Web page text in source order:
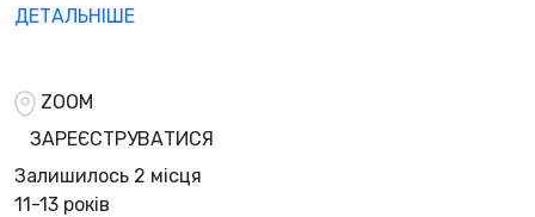
ДЕТАЛЬНІШЕ
ZOOM
ЗАРЕЄСТРУВАТИСЯ
Залишилось 2 місця
11-13 років